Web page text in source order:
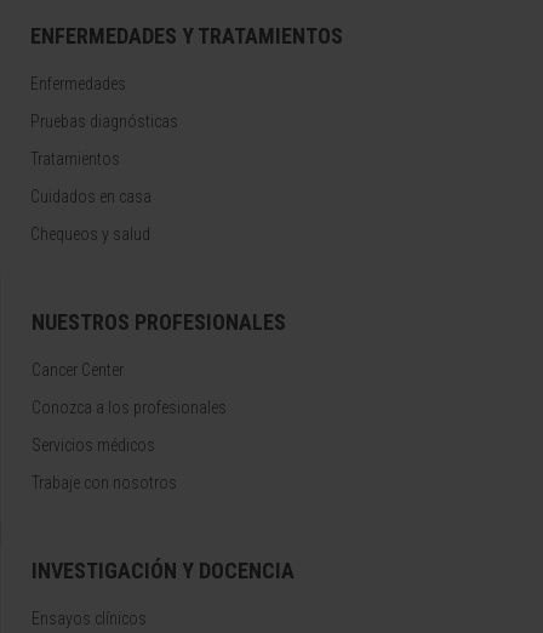
ENFERMEDADES Y TRATAMIENTOS
Enfermedades
Pruebas diagnósticas
Tratamientos
Cuidados en casa
Chequeos y salud
NUESTROS PROFESIONALES
Cancer Center
Conozca a los profesionales
Servicios médicos
Trabaje con nosotros
INVESTIGACIÓN Y DOCENCIA
Ensayos clínicos